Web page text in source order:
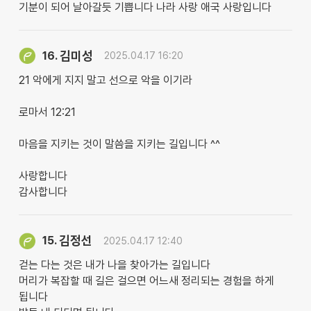
기분이 되어 날아갈듯 기쁩니다 나라 사랑 애국 사랑입니다
16.김미성 2025.04.17 16:20
21 악에게 지지 말고 선으로 악을 이기라
로마서 12:21
마음을 지키는 것이 말씀을 지키는 길입니다 ^^
사랑합니다
감사합니다
15.김정선 2025.04.17 12:40
걷는 다는 것은 내가 나을 찾아가는 길입니다
머리가 복잡할 때 길은 걸으면 어느새 정리되는 경험을 하게
됩니다